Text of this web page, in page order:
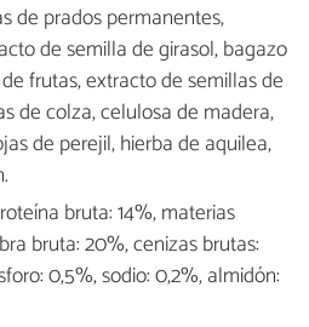
de prados permanentes,
de semilla de girasol, bagazo
frutas, extracto de semillas de
de colza, celulosa de madera,
de perejil, hierba de aquilea,
bruta: 14%, materias
bruta: 20%, cenizas brutas:
0,5%, sodio: 0,2%, almidón: